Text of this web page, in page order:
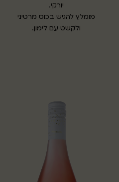
יורקי.
מומלץ להגיש בכוס מרטיני
ולקשט עם לימון.